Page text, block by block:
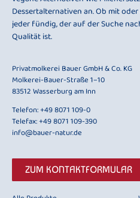
Dessertalternativen an. Ob mit
jeder fündig, der auf der Suche
Qualität ist.
Privatmolkerei Bauer GmbH & Co. KG
Molkerei-Bauer-Straße 1–10
83512 Wasserburg am Inn
Telefon:+49 8071 109-0
Telefax: +49 8071 109-390
info@bauer-natur.de
ZUM KONTAKTFORMULAR